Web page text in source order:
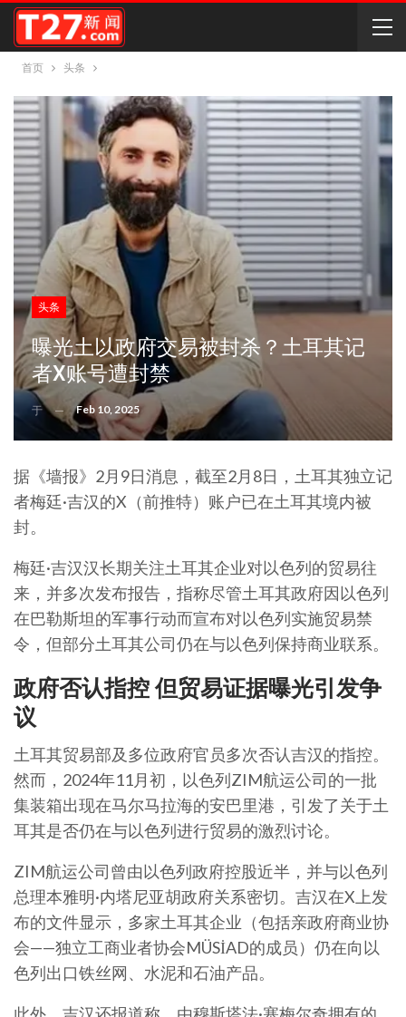
首页 头条
头条
曝光土以政府交易被封杀？土耳其记
者X账号遭封禁
于 Feb 10, 2025
据《墙报》2月9日消息，截至2月8日，土耳其独立记
者梅廷·吉汉的X（前推特）账户已在土耳其境内被
封。
梅廷·吉汉汉长期关注土耳其企业对以色列的贸易往
来，并多次发布报告，指称尽管土耳其政府因以色列
在巴勒斯坦的军事行动而宣布对以色列实施贸易禁
令，但部分土耳其公司仍在与以色列保持商业联系。
政府否认指控 但贸易证据曝光引发争
议
土耳其贸易部及多位政府官员多次否认吉汉的指控。
然而，2024年11月初，以色列ZIM航运公司的一批
集装箱出现在马尔马拉海的安巴里港，引发了关于土
耳其是否仍在与以色列进行贸易的激烈讨论。
ZIM航运公司曾由以色列政府控股近半，并与以色列
总理本雅明·内塔尼亚胡政府关系密切。吉汉在X上发
布的文件显示，多家土耳其企业（包括亲政府商业协
会——独立工商业者协会MÜSİAD的成员）仍在向以
色列出口铁丝网、水泥和石油产品。